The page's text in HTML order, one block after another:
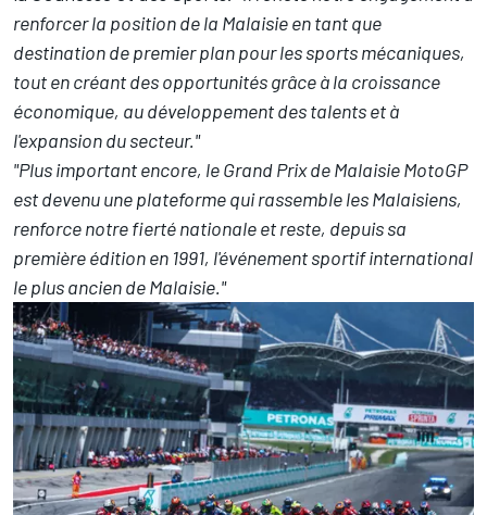
renforcer la position de la Malaisie en tant que
destination de premier plan pour les sports mécaniques,
tout en créant des opportunités grâce à la croissance
économique, au développement des talents et à
l'expansion du secteur."
"Plus important encore, le Grand Prix de Malaisie MotoGP
est devenu une plateforme qui rassemble les Malaisiens,
renforce notre fierté nationale et reste, depuis sa
première édition en 1991, l'événement sportif international
le plus ancien de Malaisie."